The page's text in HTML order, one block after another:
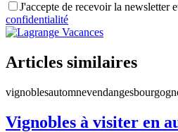
J'accepte de recevoir la newsletter
confidentialité
Articles similaires
vignoblesautomnevendanges
Vignobles à visiter en